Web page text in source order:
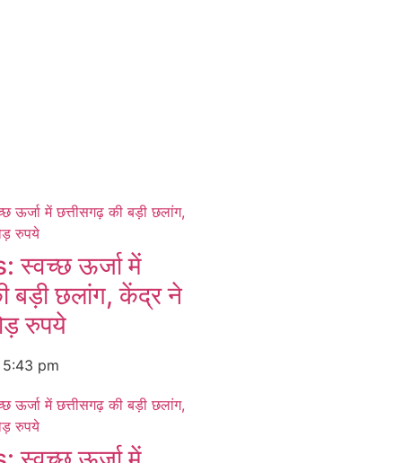
स्वच्छ ऊर्जा में
बड़ी छलांग, केंद्र ने
रुपये
5:43 pm